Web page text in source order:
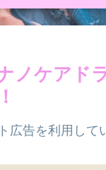
ノケアド
広告を利用して